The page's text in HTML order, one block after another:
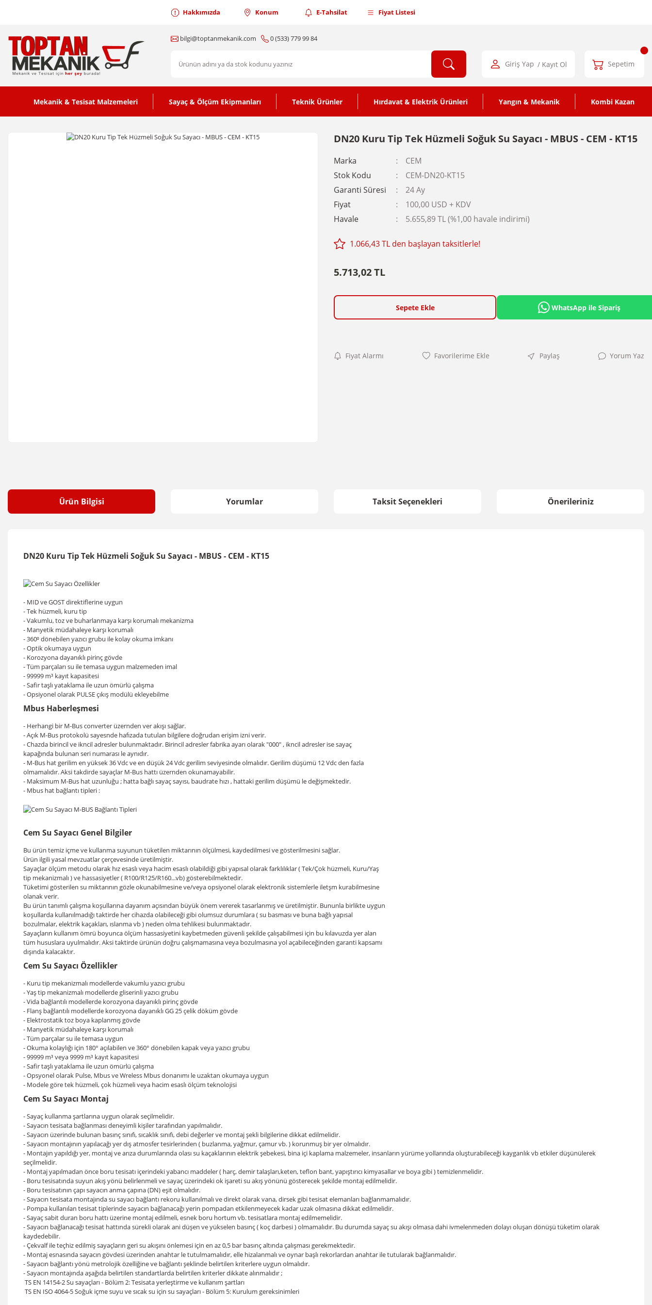
Hakkımızda Konum E-Tahsilat Fiyat Listesi
bilgi@toptanmekanik.com 0 (533) 779 99 84
Giriş Yap / Kayıt Ol Sepetim
Mekanik & Tesisat Malzemeleri Sayaç & Ölçüm Ekipmanları Teknik Ürünler Hırdavat & Elektrik Ürünleri Yangın & Mekanik Kombi Kazan
DN20 Kuru Tip Tek Hüzmeli Soğuk Su Sayacı - MBUS - CEM - KT15
Marka
CEM
Stok Kodu
CEM-DN20-KT15
Garanti Süresi
24 Ay
Fiyat
100,00 USD + KDV
Havale
5.655,89 TL (%1,00 havale indirimi)
1.066,43 TL den başlayan taksitlerle!
5.713,02 TL
Sepete Ekle WhatsApp ile Sipariş
Fiyat Alarmı Paylaş Yorum Yaz
Ürün Bilgisi Yorumlar Taksit Seçenekleri Önerileriniz
DN20 Kuru Tip Tek Hüzmeli Soğuk Su Sayacı - MBUS - CEM - KT15
- MID ve GOST direktiflerine uygun
- Tek hüzmeli, kuru tip
- Vakumlu, toz ve buharlanmaya karşı korumalı mekanizma
- Manyetik müdahaleye karşı korumalı
- 360⁰ dönebilen yazıcı grubu ile kolay okuma imkanı
- Optik okumaya uygun
- Korozyona dayanıklı pirinç gövde
- Tüm parçaları su ile temasa uygun malzemeden imal
- 99999 m³ kayıt kapasitesi
- Safir taşlı yataklama ile uzun ömürlü çalışma
- Opsiyonel olarak PULSE çıkış modülü ekleyebilme
Mbus Haberleşmesi
- Herhangi bir M-Bus converter üzernden ver akışı sağlar.
- Açık M-Bus protokolü sayesnde hafızada tutulan bilgilere doğrudan erişim izni verir.
- Chazda birincil ve ikncil adresler bulunmaktadır. Birincil adresler fabrika ayarı olarak "000" , ikncil adresler ise sayaç
kapağında bulunan seri numarası le aynıdır.
- M-Bus hat gerilim en yüksek 36 Vdc ve en düşük 24 Vdc gerilim seviyesinde olmalıdır. Gerilim düşümü 12 Vdc den fazla
olmamalıdır. Aksi takdirde sayaçlar M-Bus hattı üzernden okunamayabilir.
- Maksimum M-Bus hat uzunluğu ; hatta bağlı sayaç sayısı, baudrate hızı , hattaki gerilim düşümü le değişmektedir.
- Mbus hat bağlantı tipleri :
Cem Su Sayacı Genel Bilgiler
Bu ürün temiz içme ve kullanma suyunun tüketilen miktarının ölçülmesi, kaydedilmesi ve gösterilmesini sağlar.
Ürün ilgili yasal mevzuatlar çerçevesinde üretilmiştir.
Sayaçlar ölçüm metodu olarak hız esaslı veya hacim esaslı olabildiği gibi yapısal olarak farklılıklar ( Tek/Çok hüzmeli, Kuru/Yaş
tip mekanizmalı ) ve hassasiyetler ( R100/R125/R160...vb) gösterebilmektedir.
Tüketimi gösterilen su miktarının gözle okunabilmesine ve/veya opsiyonel olarak elektronik sistemlerle iletşm kurabilmesine
olanak verir.
Bu ürün tanımlı çalışma koşullarına dayanım açısından büyük önem vererek tasarlanmış ve üretilmiştir. Bununla birlikte uygun
koşullarda kullanılmadığı taktirde her cihazda olabileceği gibi olumsuz durumlara ( su basması ve buna bağlı yapısal
bozulmalar, elektrik kaçakları, ıslanma vb ) neden olma tehlikesi bulunmaktadır.
Sayaçların kullanım ömrü boyunca ölçüm hassasiyetini kaybetmeden güvenli şekilde çalışabilmesi için bu kılavuzda yer alan
tüm hususlara uyulmalıdır. Aksi taktirde ürünün doğru çalışmamasına veya bozulmasına yol açabileceğinden garanti kapsamı
dışında kalacaktır.
Cem Su Sayacı Özellikler
- Kuru tip mekanizmalı modellerde vakumlu yazıcı grubu
- Yaş tip mekanizmalı modellerde gliserinli yazıcı grubu
- Vida bağlantılı modellerde korozyona dayanıklı pirinç gövde
- Flanş bağlantılı modellerde korozyona dayanıklı GG 25 çelik döküm gövde
- Elektrostatik toz boya kaplanmış gövde
- Manyetik müdahaleye karşı korumalı
- Tüm parçalar su ile temasa uygun
- Okuma kolaylığı için 180° açılabilen ve 360° dönebilen kapak veya yazıcı grubu
- 99999 m³ veya 9999 m³ kayıt kapasitesi
- Safir taşlı yataklama ile uzun ömürlü çalışma
- Opsyonel olarak Pulse, Mbus ve Wreless Mbus donanımı le uzaktan okumaya uygun
- Modele göre tek hüzmeli, çok hüzmeli veya hacim esaslı ölçüm teknolojisi
Cem Su Sayacı Montaj
- Sayaç kullanma şartlarına uygun olarak seçilmelidir.
- Sayacın tesisata bağlanması deneyimli kişiler tarafından yapılmalıdır.
- Sayacın üzerinde bulunan basınç sınıfı, sıcaklık sınıfı, debi değerler ve montaj şekli bilgilerine dikkat edilmelidir.
- Sayacın montajının yapılacağı yer dış atmosfer tesirlerinden ( buzlanma, yağmur, çamur vb. ) korunmuş bir yer olmalıdır.
- Montajın yapıldığı yer, montaj ve arıza durumlarında olası su kaçaklarının elektrik şebekesi, bina içi kaplama malzemeler, insanların yürüme yollarında oluşturabileceği kayganlık vb etkiler düşünülerek
seçilmelidir.
- Montaj yapılmadan önce boru tesisatı içerindeki yabancı maddeler ( harç, demir talaşları,keten, teflon bant, yapıştırıcı kimyasallar ve boya gibi ) temizlenmelidir.
- Boru tesisatında suyun akış yönü belirlenmeli ve sayaç üzerindeki ok işareti su akış yönünü gösterecek şekilde montaj edilmelidir.
- Boru tesisatının çapı sayacın anma çapına (DN) eşit olmalıdır.
- Sayacın tesisata montajında su sayacı bağlantı rekoru kullanılmalı ve direkt olarak vana, dirsek gibi tesisat elemanları bağlanmamalıdır.
- Pompa kullanılan tesisat tiplerinde sayacın bağlanacağı yerin pompadan etkilenmeyecek kadar uzak olmasına dikkat edilmelidir.
- Sayaç sabit duran boru hattı üzerine montaj edilmeli, esnek boru hortum vb. tesisatlara montaj edilmemelidir.
- Sayacın bağlanacağı tesisat hattında sürekli olarak ani düşen ve yükselen basınç ( koç darbesi ) olmamalıdır. Bu durumda sayaç su akışı olmasa dahi ivmelenmeden dolayı oluşan dönüşü tüketim olarak
kaydedebilir.
- Çekvalf ile teçhiz edilmiş sayaçların geri su akışını önlemesi için en az 0,5 bar basınç altında çalışması gerekmektedir.
- Montaj esnasında sayacın gövdesi üzerinden anahtar le tutulmamalıdır, elle hizalanmalı ve oynar başlı rekorlardan anahtar ile tutularak bağlanmalıdır.
- Sayacın bağlantı yönü metrolojik özelliğine ve bağlantı şeklinde belirtilen kriterlere uygun olmalıdır.
- Sayacın montajında aşağıda belirtilen standartlarda belirtilen kriterler dikkate alınmalıdır ;
TS EN 14154-2 Su sayaçları - Bölüm 2: Tesisata yerleştirme ve kullanım şartları
TS EN ISO 4064-5 Soğuk içme suyu ve sıcak su için su sayaçları - Bölüm 5: Kurulum gereksinimleri